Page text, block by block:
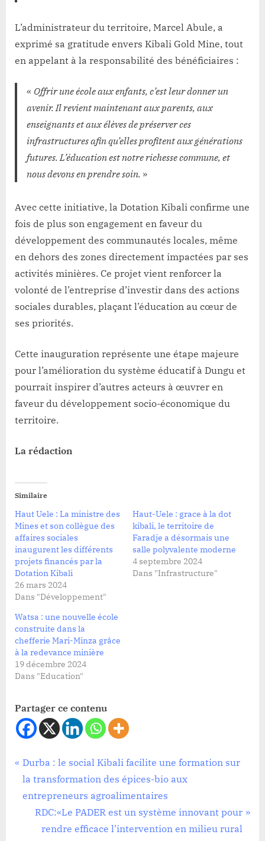
L’administrateur du territoire, Marcel Abule, a
exprimé sa gratitude envers Kibali Gold Mine, tout
en appelant à la responsabilité des bénéficiaires :
« Offrir une école aux enfants, c’est leur donner un
avenir. Il revient maintenant aux parents, aux
enseignants et aux élèves de préserver ces
infrastructures afin qu’elles profitent aux générations
futures. L’éducation est notre richesse commune, et
nous devons en prendre soin. »
Avec cette initiative, la Dotation Kibali confirme une
fois de plus son engagement en faveur du
développement des communautés locales, même
en dehors des zones directement impactées par ses
activités minières. Ce projet vient renforcer la
volonté de l’entreprise d’investir dans des actions
sociales durables, plaçant l’éducation au cœur de
ses priorités.
Cette inauguration représente une étape majeure
pour l’amélioration du système éducatif à Dungu et
pourrait inspirer d’autres acteurs à œuvrer en
faveur du développement socio-économique du
territoire.
La rédaction
Similaire
Haut Uele : La ministre des
Mines et son collègue des
affaires sociales
inaugurent les différents
projets financés par la
Dotation Kibali
26 mars 2024
Dans "Développement"
Haut-Uele : grace à la dot
kibali, le territoire de
Faradje a désormais une
salle polyvalente moderne
4 septembre 2024
Dans "Infrastructure"
Watsa : une nouvelle école
construite dans la
chefferie Mari-Minza grâce
à la redevance minière
19 décembre 2024
Dans "Education"
Partager ce contenu
Infrastructure
Tags:
RDC
Navigation
de
l’article
P
r
e
Durba : le social Kibali facilite une formation sur
la transformation des épices-bio aux
entrepreneurs agroalimentaires
N
RDC:«Le PADER est un système innovant pour
rendre efficace l’intervention en milieu rural